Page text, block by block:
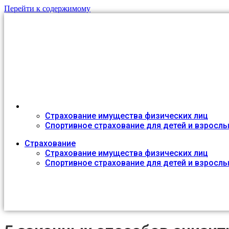
Перейти к содержимому
Страхование имущества физических лиц
Спортивное страхование для детей и
Страхование
Страхование имущества физических лиц
Спортивное страхование для детей и